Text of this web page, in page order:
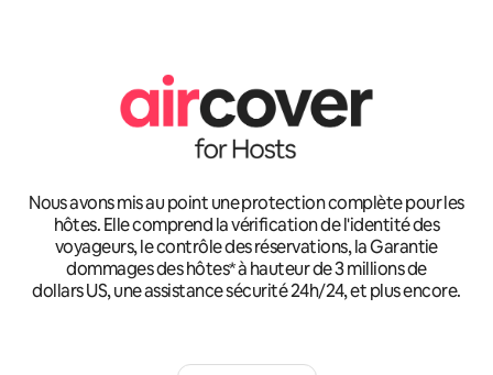
Nous avons mis au point une protection complète pour les
hôtes. Elle comprend la vérification de l'identité des
voyageurs, le contrôle des réservations, la Garantie
dommages des hôtes* à hauteur de 3 millions de
dollars US, une assistance sécurité 24h/24, et plus encore.